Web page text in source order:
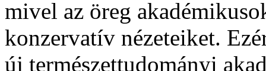
mivel az öreg akadé
konzervatív nézeteiket.
új természettudományi